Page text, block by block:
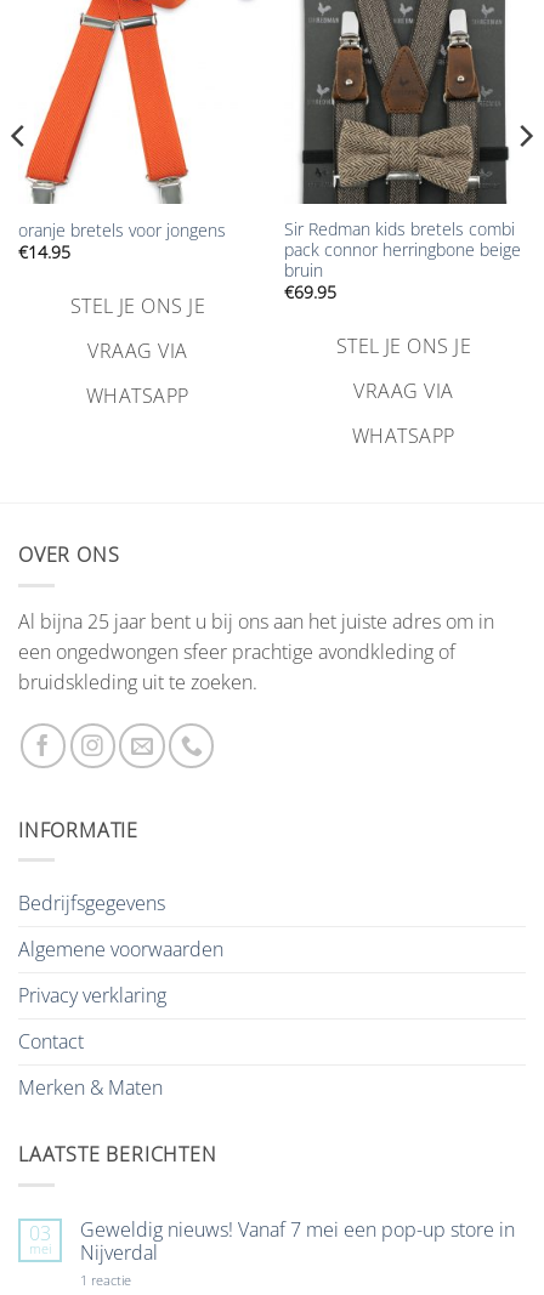
toevoegen
oranje bretels voor jongens
€14.95
STEL JE ONS JE
VRAAG VIA
WHATSAPP
toevoegen
Sir Redman kids bretels combi
pack connor herringbone beige
bruin
€69.95
STEL JE ONS JE
VRAAG VIA
WHATSAPP
OVER ONS
Al bijna 25 jaar bent u bij ons aan het juiste adres om in
een ongedwongen sfeer prachtige avondkleding of
bruidskleding uit te zoeken.
INFORMATIE
Bedrijfsgegevens
Algemene voorwaarden
Privacy verklaring
Contact
Merken & Maten
LAATSTE BERICHTEN
03
mei
Geweldig nieuws! Vanaf 7 mei een pop-up store in
Nijverdal
1 reactieop